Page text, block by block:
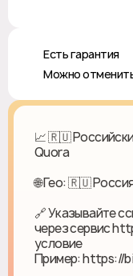
♻️ Есть гарантия
❎ Можно
📈 🇷🇺
Quora
🌐 Гео: 🇷🇺
🔗 Указывайте
через сервис
условие
Пример: https://